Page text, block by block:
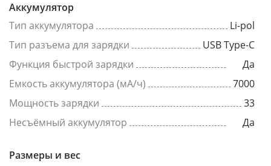
Аккумулятор
Тип аккумулятора
Li-pol
Тип разъема для зарядки
USB Type-C
Функция быстрой зарядки
Да
Емкость аккумулятора (мА/ч)
7000
Мощность зарядки
33
Несъёмный аккумулятор
Да
Размеры и вес